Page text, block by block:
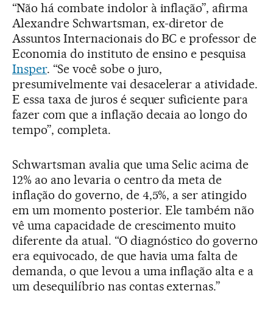
“Não há combate indolor à inflação”, afirma
Alexandre Schwartsman, ex-diretor de
Assuntos Internacionais do BC e professor de
Economia do instituto de ensino e pesquisa
Insper. “Se você sobe o juro,
presumivelmente vai desacelerar a atividade.
E essa taxa de juros é sequer suficiente para
fazer com que a inflação decaia ao longo do
tempo”, completa.
Schwartsman avalia que uma Selic acima de
12% ao ano levaria o centro da meta de
inflação do governo, de 4,5%, a ser atingido
em um momento posterior. Ele também não
vê uma capacidade de crescimento muito
diferente da atual. “O diagnóstico do governo
era equivocado, de que havia uma falta de
demanda, o que levou a uma inflação alta e a
um desequilíbrio nas contas externas.”